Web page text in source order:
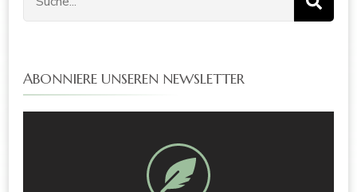
ABONNIERE UNSEREN NEWSLETTER